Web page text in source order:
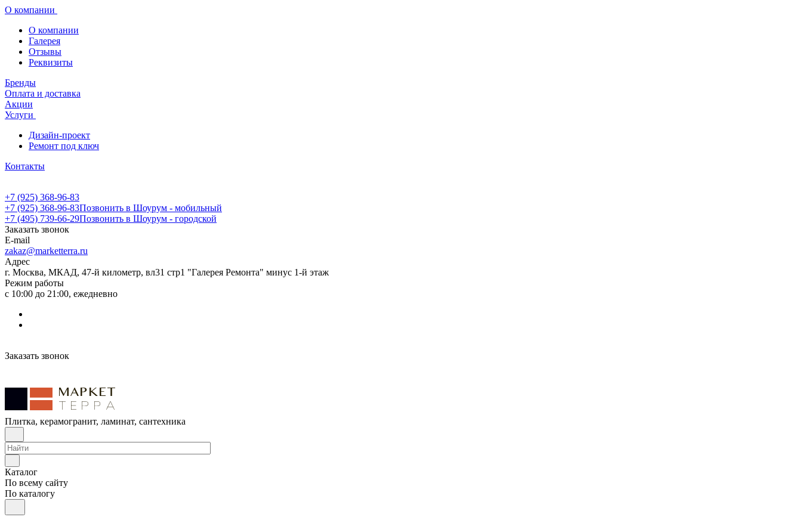
О компании
О компании
Галерея
Отзывы
Реквизиты
Бренды
Оплата и доставка
Акции
Услуги
Дизайн-проект
Ремонт под ключ
Контакты
+7 (925) 368-96-83
+7 (925) 368-96-83Позвонить в Шоурум - мобильный
+7 (495) 739-66-29Позвонить в Шоурум - городской
Заказать звонок
E-mail
zakaz@marketterra.ru
Адрес
г. Москва, МКАД, 47-й километр, вл31 стр1 "Галерея Ремонта" минус 1-й этаж
Режим работы
с 10:00 до 21:00, ежедневно
Заказать звонок
Плитка, керамогранит, ламинат, сантехника
Каталог
По всему сайту
По каталогу